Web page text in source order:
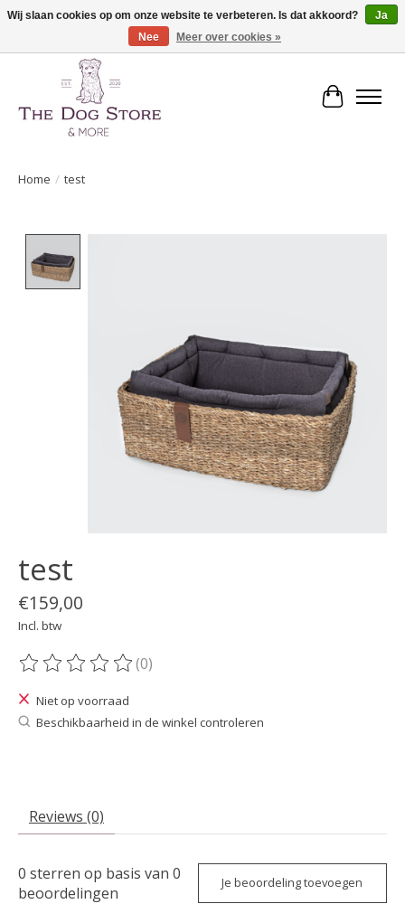
De speciaalzaak in hondenartikelen en meer!
Home / test
test
€159,00
Incl. btw
De beoordeling van dit product is
(0)
Niet op voorraad
Beschikbaarheid in de winkel controleren
Reviews (0)
0 sterren op basis van 0
beoordelingen
Je beoordeling toevoegen
Wij slaan cookies op om onze website te verbeteren. Is dat akkoord?
Ja
Nee
Meer over cookies »